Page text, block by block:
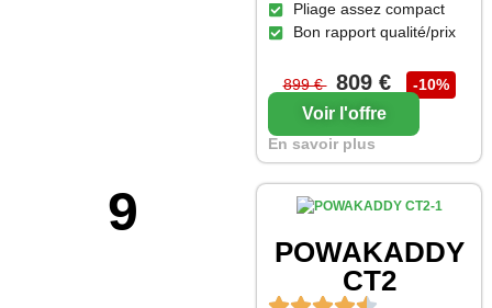
Pliage assez compact
Bon rapport qualité/prix
899 € 809 € -10%
Voir l'offre
En savoir plus
9
POWAKADDY
CT2